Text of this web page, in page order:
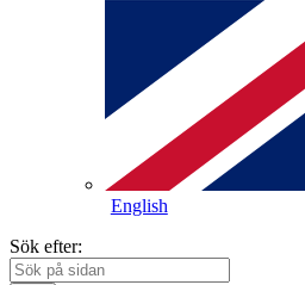
English
Sök efter: